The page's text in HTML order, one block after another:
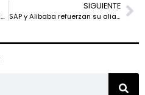
La Comunidad de Madrid y Microsoft refuerzan su alianza para una educación más digital y segura
SIGUIENTE
SAP y Alibaba refuerzan su alianza estratégica para impulsar la transformación cloud a escala global